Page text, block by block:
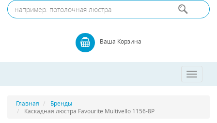
Ваша Корзина
Toggle
Главная
Бренды
Каскадная люстра Favourite Multivello 1156-8P